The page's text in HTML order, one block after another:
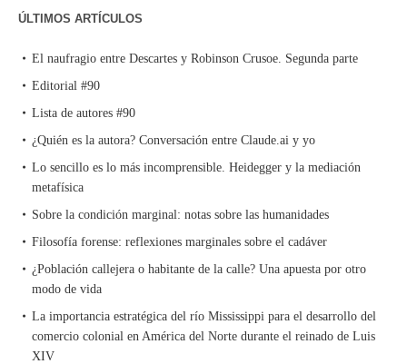
ÚLTIMOS ARTÍCULOS
El naufragio entre Descartes y Robinson Crusoe. Segunda parte
Editorial #90
Lista de autores #90
¿Quién es la autora? Conversación entre Claude.ai y yo
Lo sencillo es lo más incomprensible. Heidegger y la mediación
metafísica
Sobre la condición marginal: notas sobre las humanidades
Filosofía forense: reflexiones marginales sobre el cadáver
¿Población callejera o habitante de la calle? Una apuesta por otro
modo de vida
La importancia estratégica del río Mississippi para el desarrollo del
comercio colonial en América del Norte durante el reinado de Luis
XIV